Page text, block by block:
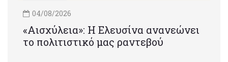
04/08/2026
«Αισχύλεια»: Η Ελευσίνα ανανεώνει
το πολιτιστικό μας ραντεβού